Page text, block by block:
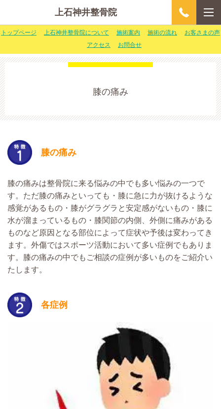
上石神井整骨院
トップページ 上石神井整骨院について 施術案内 施術の流れ
お客さまの声
アクセス
お問合せ
膝の痛み
膝の痛み
膝の痛みは整骨院に来る悩みの中でも多い悩みの一つで
す。ただ膝の痛みといっても・膝に急に力が抜けるような
感覚があるもの・膝がグラグラと安定感がないもの・膝に
水が溜まっているもの・膝関節の内側、外側に痛みがある
ものなど原因となる部位によって症状や予後は変わってき
ます。外傷ではスポーツ活動において多い症例でもありま
す。膝の痛みの中でもご相談の症例が多いものをご紹介い
たします。
各症例